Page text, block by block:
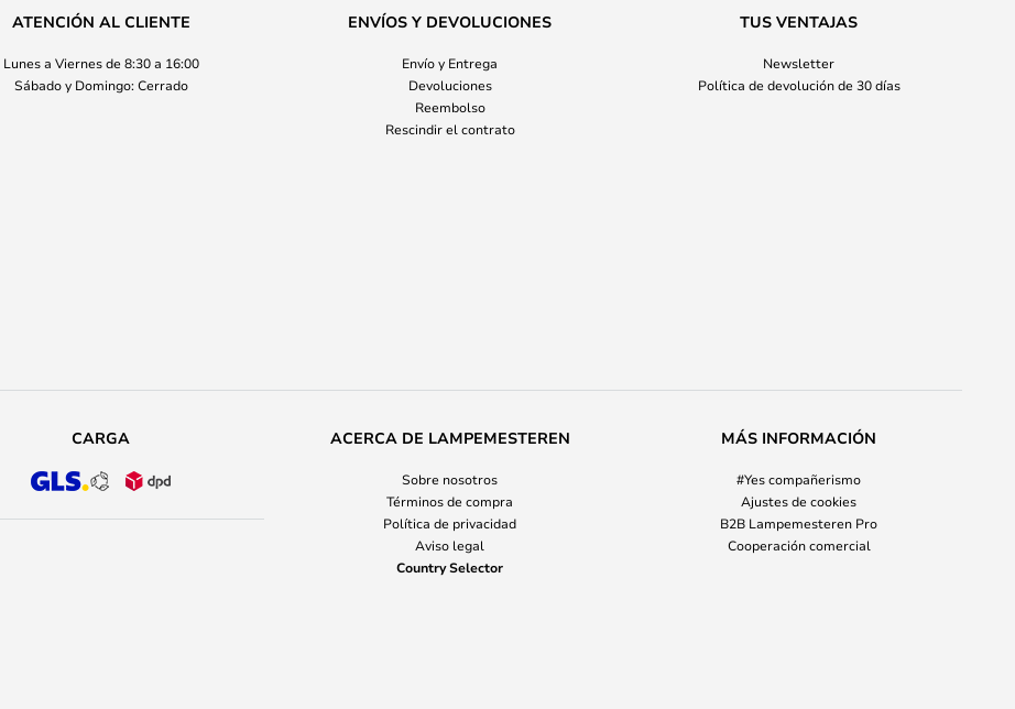
ATENCIÓN AL CLIENTE
Lunes a Viernes de 8:30 a 16:00
Sábado y Domingo: Cerrado
ENVÍOS Y DEVOLUCIONES
Envío y Entrega
Devoluciones
Reembolso
Rescindir el contrato
TUS VENTAJAS
Newsletter
Política de devolución de 30 días
CARGA ACERCA DE LAMPEMESTEREN
Sobre nosotros
Términos de compra
Política de privacidad
Aviso legal
Country Selector
MÁS INFORMACIÓN
#Yes compañerismo
Ajustes de cookies
B2B Lampemesteren Pro
Cooperación comercial